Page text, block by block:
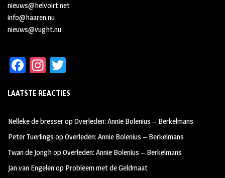
nieuws@helvoirt.net
info@haaren.nu
nieuws@vught.nu
Fa
b
oo
k
In
ag
m
tt
LAATSTE REACTIES
Nelleke de bresseropOverleden: Annie Bolenius – Berkelmans
Peter Tuerlings opOverleden: Annie Bolenius – Berkelmans
Twan de JonghopOverleden: Annie Bolenius – Berkelmans
Jan van Engelenop Probleem met de Geldmaat